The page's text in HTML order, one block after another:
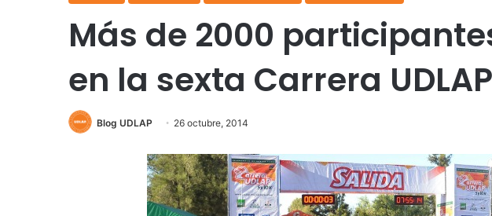
Más de 2000
en la sexta Carrera UDLAP
Blog UDLAP 26 octubre, 2014